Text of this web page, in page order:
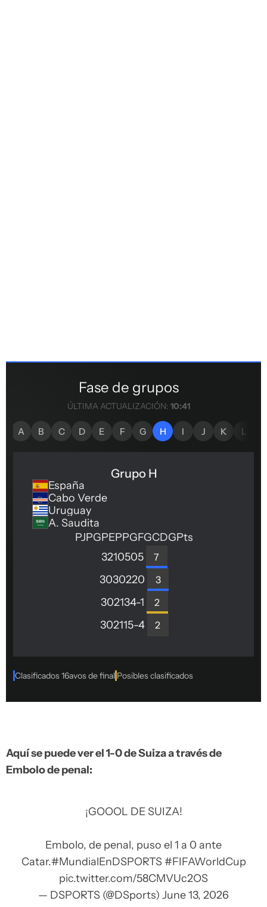
Aquí se puede ver el 1-0 de Suiza a través de
Embolo de penal:
¡GOOOL DE SUIZA!
Embolo, de penal, puso el 1 a 0 ante
Catar.#MundialEnDSPORTS #FIFAWorldCup
pic.twitter.com/58CMVUc2OS
— DSPORTS (@DSports) June 13, 2026